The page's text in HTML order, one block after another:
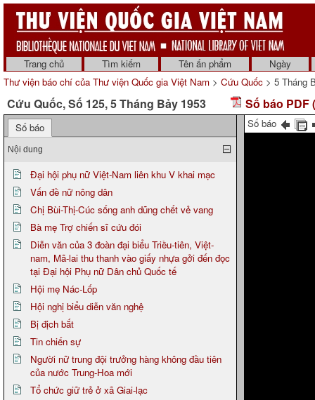
Trang chủ Tìm kiếm Tên ấn phẩm
Ngày
Thư viện báo chí của Thư viện Quốc gia Việt Nam > Cứu Quốc > 5 Tháng
Cứu Quốc, Số 125, 5 Tháng Bảy 1953 Số báo PDF
Số báo
Nội dung
Đại hội phụ nữ Việt-Nam liên khu V khai mạc
Vấn đề nữ nông dân
Chị Bùi-Thị-Cúc sống anh dũng chết vẻ vang
Bà mẹ Trợ chiến sĩ cứu đói
Diễn văn của 3 đoàn đại biểu Triều-tiên, Việt-
nam, Mã-lai thu thanh vào giấy nhựa gởi đến đọc
tại Đại hội Phụ nữ Dân chủ Quốc tế
Hội mẹ Nác-Lốp
Hội nghị biểu diễn văn nghệ
Bị địch bắt
Tin chiến sự
Người nữ trung đội trưởng hàng không đầu tiên
của nước Trung-Hoa mới
Tổ chức giữ trẻ ở xã Giai-lạc
Số báo